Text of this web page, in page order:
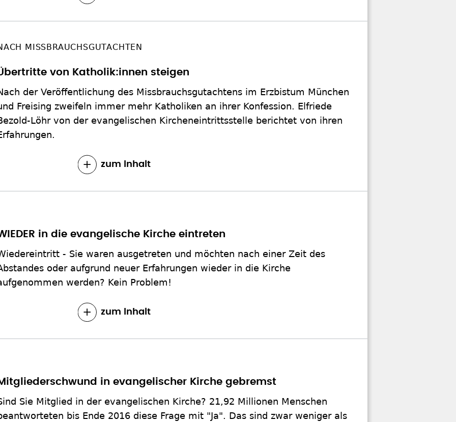
MISSBRAUCHSGUTACHTEN
von Katholik:innen steigen
der Veröffentlichung des Missbrauchsgutachtens im Erzbistum München
Freising zweifeln immer mehr Katholiken an ihrer Konfession. Elfriede
Löhr von der evangelischen Kircheneintrittsstelle berichtet von ihren
zum Inhalt
in die evangelische Kirche eintreten
- Sie waren ausgetreten und möchten nach einer Zeit des
oder aufgrund neuer Erfahrungen wieder in die Kirche
werden? Kein Problem!
zum Inhalt
in evangelischer Kirche gebremst
Sie Mitglied in der evangelischen Kirche? 21,92 Millionen Menschen
bis Ende 2016 diese Frage mit "Ja". Das sind zwar weniger als